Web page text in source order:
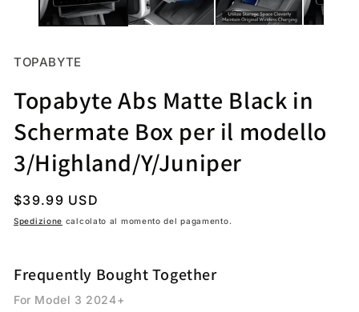
TOPABYTE
Topabyte Abs Matte Black in
Schermate Box per il modello
3/Highland/Y/Juniper
Prezzo
regolare
$39.99 USD
Spedizione calcolato al momento del pagamento.
Frequently Bought Together
For Model 3 2024+